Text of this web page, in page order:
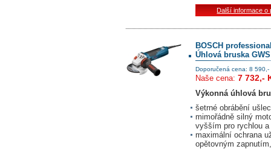
Další informace o
BOSCH
Úhlová bruska
Doporučená cena: 8 590,-
Naše cena: 7 732,-
Výkonná úhlová
šetrné obrábění
mimořádně silný
vyšším pro rychlou
maximální ochrana
opětovným